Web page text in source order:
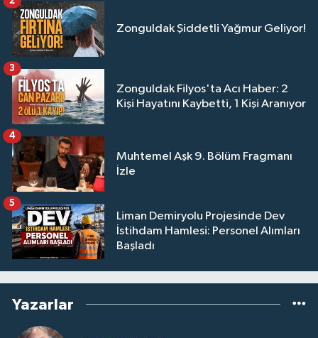
Zonguldak Şiddetli Yağmur Geliyor!
Zonguldak Filyos'ta Acı Haber: 2
Kişi Hayatını Kaybetti, 1 Kişi Aranıyor
3
Muhtemel Aşk 9. Bölüm Fragmanı
İzle
4
Liman Demiryolu Projesinde Dev
İstihdam Hamlesi: Personel Alımları
Başladı
5
Yazarlar